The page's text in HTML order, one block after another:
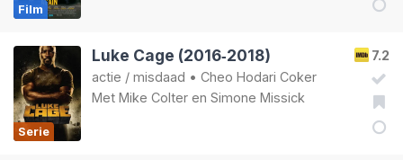
Film
Serie
7.2
Luke Cage (2016‑2018)
actie / misdaad • Cheo Hodari Coker
Met Mike Colter en Simone Missick